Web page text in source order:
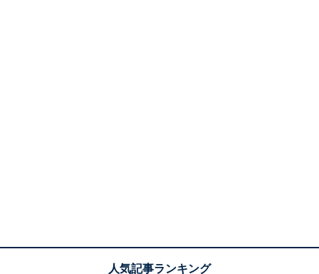
1位：所沢ひまわり畑（所沢市）／61票